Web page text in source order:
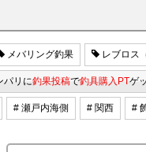
メバリング釣果 レブロス
パリに釣果投稿で釣具購入PTゲ
# 瀬戸内海側 # 関西 #